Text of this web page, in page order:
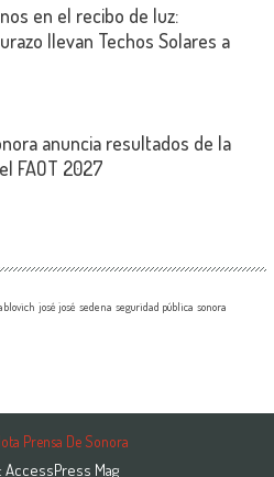
en el recibo de luz:
llevan Techos Solares a
anuncia resultados de la
FAOT 2027
josé josé sedena seguridad pública sonora
Prensa De Sonora
AccessPress Mag